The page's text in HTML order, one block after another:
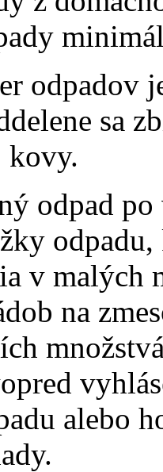
odpadov
sa
kovy.
odpad
v malých
na
alebo